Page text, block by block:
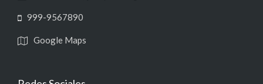
999-9567890
Google Maps